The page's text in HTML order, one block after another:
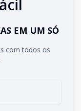
EM UM SÓ
com todos os